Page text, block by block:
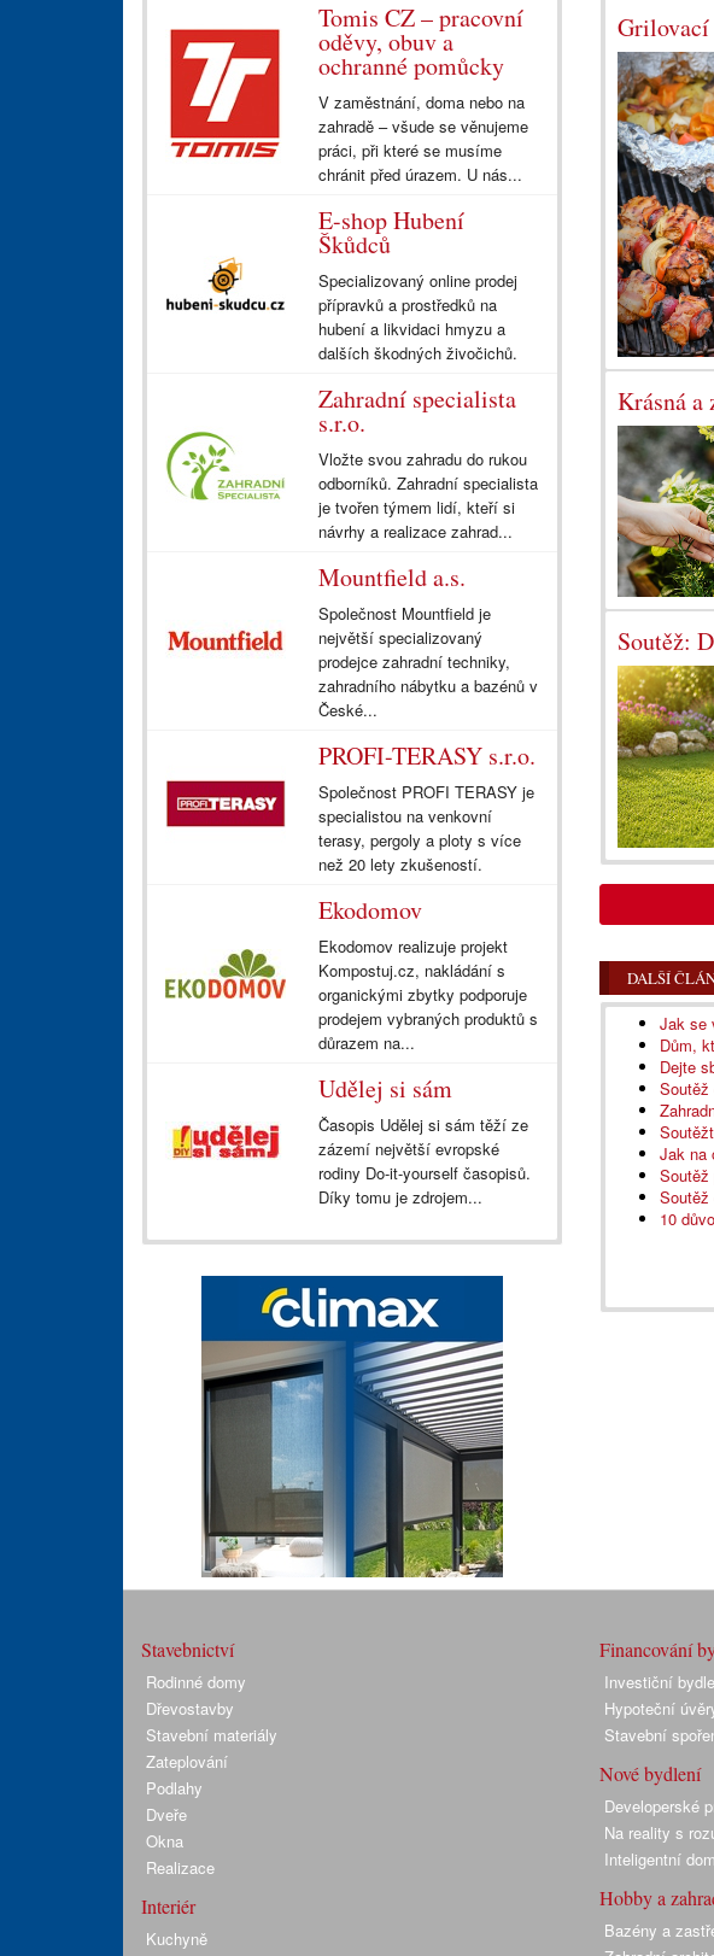
Grilovací
Krásná a
Soutěž:
DALŠÍ
Jak se
Dům,
Dejte
Jak na
Soutěž
10
Tomis CZ – pracovní
oděvy, obuv a
ochranné pomůcky
V zaměstnání, doma nebo na
zahradě – všude se věnujeme
práci, při které se musíme
chránit před úrazem. U nás...
E-shop Hubení
Škůdců
Specializovaný online prodej
přípravků a prostředků na
hubení a likvidaci hmyzu a
dalších škodných živočichů.
Zahradní specialista
s.r.o.
Vložte svou zahradu do rukou
odborníků. Zahradní specialista
je tvořen týmem lidí, kteří si
návrhy a realizace zahrad...
Mountfield a.s.
Společnost Mountfield je
největší specializovaný
prodejce zahradní techniky,
zahradního nábytku a bazénů v
České...
PROFI-TERASY s.r.o.
Společnost PROFI TERASY je
specialistou na venkovní
terasy, pergoly a ploty s více
než 20 lety zkušeností.
Ekodomov
Ekodomov realizuje projekt
Kompostuj.cz, nakládání s
organickými zbytky podporuje
prodejem vybraných produktů s
důrazem na...
Udělej si sám
Časopis Udělej si sám těží ze
zázemí největší evropské
rodiny Do-it-yourself časopisů.
Díky tomu je zdrojem...
Stavebnictví
Rodinné domy
Dřevostavby
Stavební materiály
Zateplování
Podlahy
Dveře
Okna
Realizace
Interiér
Kuchyně
Financování
Investiční
Hypoteční
Stavební
Nové bydlení
Developerské
Na reality s
Inteligentní
Hobby a
Bazény a